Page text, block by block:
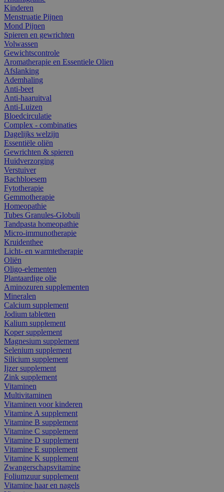
Kinderen
Menstruatie Pijnen
Mond Pijnen
Spieren en gewrichten
Volwassen
Gewichtscontrole
Aromatherapie en Essentiele Olien
Afslanking
Ademhaling
Anti-beet
Anti-haaruitval
Anti-Luizen
Bloedcirculatie
Complex - combinaties
Dagelijks welzijn
Essentiële oliën
Gewrichten & spieren
Huidverzorging
Verstuiver
Bachbloesem
Fytotherapie
Gemmotherapie
Homeopathie
Tubes Granules-Globuli
Tandpasta homeopathie
Micro-immunotherapie
Kruidenthee
Licht- en warmtetherapie
Oliën
Oligo-elementen
Plantaardige olie
Aminozuren supplementen
Mineralen
Calcium supplement
Jodium tabletten
Kalium supplement
Koper supplement
Magnesium supplement
Selenium supplement
Silicium supplement
Ijzer supplement
Zink supplement
Vitaminen
Multivitaminen
Vitaminen voor kinderen
Vitamine A supplement
Vitamine B supplement
Vitamine C supplement
Vitamine D supplement
Vitamine E supplement
Vitamine K supplement
Zwangerschapsvitamine
Foliumzuur supplement
Vitamine haar en nagels